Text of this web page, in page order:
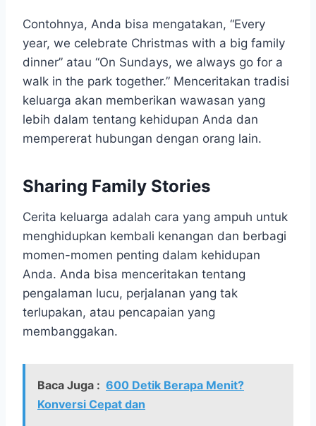
Contohnya, Anda bisa mengatakan, “Every
year, we celebrate Christmas with a big family
dinner” atau “On Sundays, we always go for a
walk in the park together.” Menceritakan tradisi
keluarga akan memberikan wawasan yang
lebih dalam tentang kehidupan Anda dan
mempererat hubungan dengan orang lain.
Sharing Family Stories
Cerita keluarga adalah cara yang ampuh untuk
menghidupkan kembali kenangan dan berbagi
momen-momen penting dalam kehidupan
Anda. Anda bisa menceritakan tentang
pengalaman lucu, perjalanan yang tak
terlupakan, atau pencapaian yang
membanggakan.
Baca Juga : 600 Detik Berapa Menit?
Konversi Cepat dan